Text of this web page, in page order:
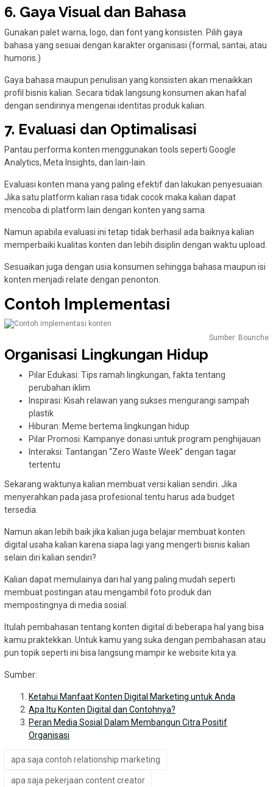
6. Gaya Visual dan Bahasa
Gunakan palet warna, logo, dan font yang konsisten. Pilih gaya
bahasa yang sesuai dengan karakter organisasi (formal, santai, atau
humoris.)
Gaya bahasa maupun penulisan yang konsisten akan menaikkan
profil bisnis kalian. Secara tidak langsung konsumen akan hafal
dengan sendirinya mengenai identitas produk kalian.
7. Evaluasi dan Optimalisasi
Pantau performa konten menggunakan tools seperti Google
Analytics, Meta Insights, dan lain-lain.
Evaluasi konten mana yang paling efektif dan lakukan penyesuaian.
Jika satu platform kalian rasa tidak cocok maka kalian dapat
mencoba di platform lain dengan konten yang sama.
Namun apabila evaluasi ini tetap tidak berhasil ada baiknya kalian
memperbaiki kualitas konten dan lebih disiplin dengan waktu upload.
Sesuaikan juga dengan usia konsumen sehingga bahasa maupun isi
konten menjadi relate dengan penonton.
Contoh Implementasi
Sumber: Bounche
Organisasi Lingkungan Hidup
Pilar Edukasi: Tips ramah lingkungan, fakta tentang
perubahan iklim
Inspirasi: Kisah relawan yang sukses mengurangi sampah
plastik
Hiburan: Meme bertema lingkungan hidup
Pilar Promosi: Kampanye donasi untuk program penghijauan
Interaksi: Tantangan “Zero Waste Week” dengan tagar
tertentu
Sekarang waktunya kalian membuat versi kalian sendiri. Jika
menyerahkan pada jasa profesional tentu harus ada budget
tersedia.
Namun akan lebih baik jika kalian juga belajar membuat konten
digital usaha kalian karena siapa lagi yang mengerti bisnis kalian
selain diri kalian sendiri?
Kalian dapat memulainya dari hal yang paling mudah seperti
membuat postingan atau mengambil foto produk dan
mempostingnya di media sosial.
Itulah pembahasan tentang konten digital di beberapa hal yang bisa
kamu praktekkan. Untuk kamu yang suka dengan pembahasan atau
pun topik seperti ini bisa langsung mampir ke website kita ya.
Sumber:
Ketahui Manfaat Konten Digital Marketing untuk Anda
Apa Itu Konten Digital dan Contohnya?
Peran Media Sosial Dalam Membangun Citra Positif
Organisasi
apa saja contoh relationship marketing
apa saja pekerjaan content creator